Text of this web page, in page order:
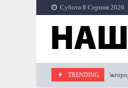
Skip
to
content
Субота 8 Серпня 2026
TRENDING
22.12.2023